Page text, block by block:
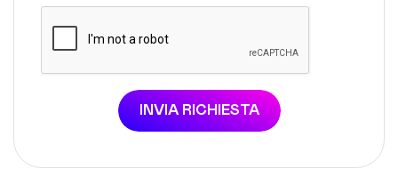
INVIA RICHIESTA